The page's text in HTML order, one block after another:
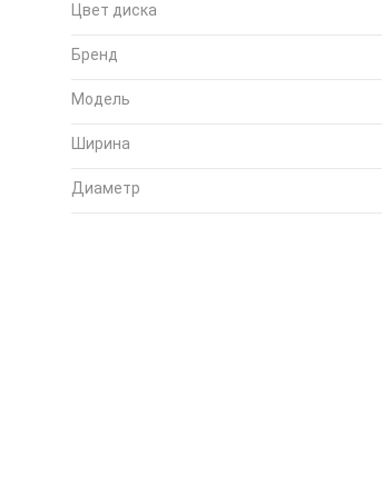
Цвет диска
Бренд
Модель
Ширина
Диаметр